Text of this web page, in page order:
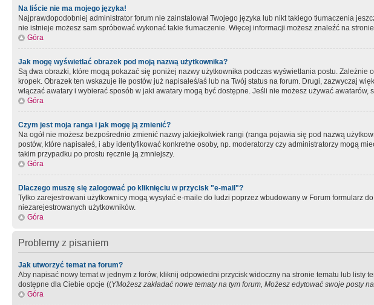
Na liście nie ma mojego języka!
Najprawdopodobniej administrator forum nie zainstalował Twojego języka lub nikt takiego tłumaczenia
nie istnieje możesz sam spróbować wykonać takie tłumaczenie. Więcej informacji możesz znaleźć na
Góra
Jak mogę wyświetlać obrazek pod moją nazwą użytkownika?
Są dwa obrazki, które mogą pokazać się poniżej nazwy użytkownika podczas wyświetlania postu.
kropek. Obrazek ten wskazuje ile postów już napisałeś/aś lub na Twój status na forum. Drugi, zazwyczaj
włączać awatary i wybierać sposób w jaki awatary mogą być dostępne. Jeśli nie możesz używać
Góra
Czym jest moja ranga i jak mogę ją zmienić?
Na ogół nie możesz bezpośrednio zmienić nazwy jakiejkolwiek rangi (ranga pojawia się pod nazwą
postów, które napisałeś, i aby identyfikować konkretne osoby, np. moderatorzy czy administratorzy mogą
takim przypadku po prostu ręcznie ją zmniejszy.
Góra
Dlaczego muszę się zalogować po kliknięciu w przycisk "e-mail"?
Tylko zarejestrowani użytkownicy mogą wysyłać e-maile do ludzi poprzez wbudowany w Forum formularz
niezarejestrowanych użytkowników.
Góra
Problemy z pisaniem
Jak utworzyć temat na forum?
Aby napisać nowy temat w jednym z forów, kliknij odpowiedni przycisk widoczny na stronie tematu lub
dostępne dla Ciebie opcje ((YMożesz zakładać nowe tematy na tym forum, Możesz edytować swoje posty
Góra